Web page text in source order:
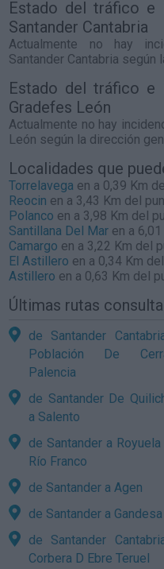
Estado del tráfico e
Santander Cantabria
Actualmente no hay
Santander Cantabria según
Estado del tráfico e
Gradefes León
Actualmente no hay
León según la dirección
Localidades que
Torrelavega en a 0,39 Km
Reocin en a 3,43 Km del
Polanco en a 3,98 Km del
Santillana Del Mar en a
Camargo en a 3,22 Km del
El Astillero en a 0,34 Km
Astillero en a 0,63 Km del
Últimas rutas
de Santander
Población De
Palencia
de Santander De
a Salento
de Santander a Royuela
Río Franco
de Santander a Agen
de Santander a Gandesa
de Santander
Corbera D Ebre Teruel